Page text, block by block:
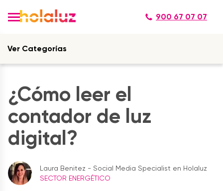
900 67 07 07
Ver Categorías
¿Cómo leer el
contador de luz
digital?
Laura Benitez - Social Media Specialist en Holaluz
SECTOR ENERGÉTICO